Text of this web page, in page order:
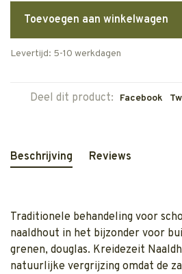
Toevoegen aan winkelwagen
Levertijd: 5-10 werkdagen
Deel dit product: Facebook
Beschrijving Reviews
Traditionele behandeling voor
naaldhout in het bijzonder voor
grenen, douglas. Kreidezeit
natuurlijke vergrijzing omdat de